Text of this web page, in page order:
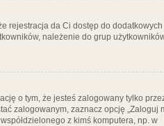
rejestracja da Ci dostęp do dodatkowych
należenie do grup
o tym, że jesteś zalogowany tylko
zalogowanym, zaznacz opcję „Zaloguj
z kimś komputera, np. w